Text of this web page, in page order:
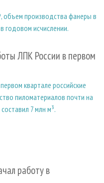
производства фанеры в
годовом исчислении.
ЛПК России в первом
квартале российские
пиломатериалов почти на
7 млн м³.
работу в